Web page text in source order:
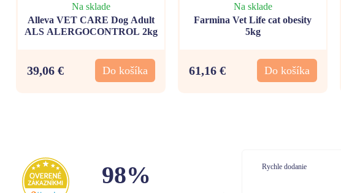
Na sklade
Alleva VET CARE Dog Adult
ALS ALERGOCONTROL 2kg
39,06 € Do košíka
Na sklade
Farmina Vet Life cat obesity
5kg
61,16 € Do košíka
98%
Rychle dodanie
Doručenie: Prisla rýchlo